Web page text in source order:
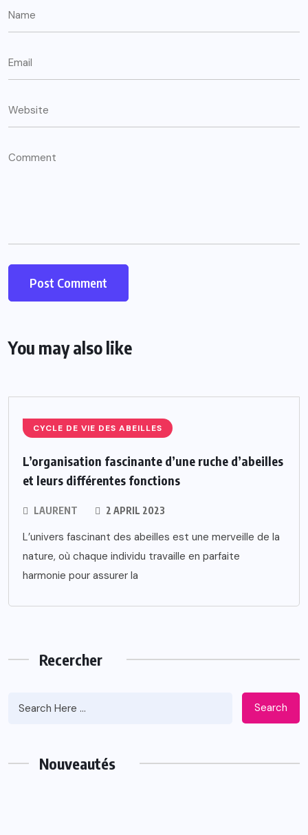
You may also like
CYCLE DE VIE DES ABEILLES
L’organisation fascinante d’une ruche d’abeilles
et leurs différentes fonctions
LAURENT 2 APRIL 2023
L’univers fascinant des abeilles est une merveille de la
nature, où chaque individu travaille en parfaite
harmonie pour assurer la
Recercher
Search
Nouveautés